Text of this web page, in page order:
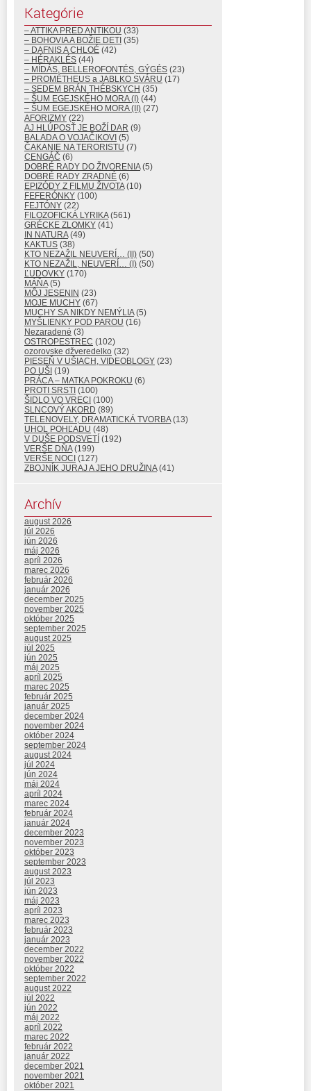
Kategórie
– ATTIKA PRED ANTIKOU (33)
– BOHOVIA A BOŽIE DETI (35)
– DAFNIS A CHLOÉ (42)
– HÉRAKLÉS (44)
– MÍDÁS, BELLEROFONTÉS, GÝGÉS (23)
– PROMÉTHEUS a JABLKO SVÁRU (17)
– SEDEM BRÁN THÉBSKYCH (35)
– ŠUM EGEJSKÉHO MORA (I) (44)
– ŠUM EGEJSKÉHO MORA (II) (27)
AFORIZMY (22)
AJ HLÚPOSŤ JE BOŽÍ DAR (9)
BALADA O VOJAČIKOVI (5)
ČAKANIE NA TERORISTU (7)
CENGÁČ (6)
DOBRÉ RADY DO ŽIVORENIA(5)
DOBRÉ RADY ZRADNÉ (6)
EPIZÓDY Z FILMU ŽIVOTA(10)
FEFERÓNKY (100)
FEJTÓNY (22)
FILOZOFICKÁ LYRIKA(561)
GRÉCKE ZLOMKY (41)
IN NATURA(49)
KAKTUS (38)
KTO NEZAŽIL NEUVERÍ… (II) (50)
KTO NEZAŽIL, NEUVERÍ… (I) (50)
ĽUDOVKY (170)
MÁŇA(5)
MÔJ JESENIN (23)
MOJE MUCHY (67)
MUCHY SA NIKDY NEMÝLIA(5)
MYŠLIENKY POD PAROU (16)
Nezaradené (3)
OSTROPESTREC (102)
ozorovske džveredelko (32)
PIESEŇ V UŠIACH, VIDEOBLOGY (23)
PO UŠI (19)
PRÁCA – MATKA POKROKU (6)
PROTI SRSTI (100)
ŠIDLO VO VRECI (100)
SLNCOVÝ AKORD (89)
TELENOVELY, DRAMATICKÁ TVORBA(13)
UHOL POHĽADU (48)
V DUŠE PODSVETÍ (192)
VERŠE DŇA(199)
VERŠE NOCI (127)
ZBOJNÍK JURAJ A JEHO DRUŽINA(41)
Archív
august 2026
júl 2026
jún 2026
máj 2026
apríl 2026
marec 2026
február 2026
január 2026
december 2025
november 2025
október 2025
september 2025
august 2025
júl 2025
jún 2025
máj 2025
apríl 2025
marec 2025
február 2025
január 2025
december 2024
november 2024
október 2024
september 2024
august 2024
júl 2024
jún 2024
máj 2024
apríl 2024
marec 2024
február 2024
január 2024
december 2023
november 2023
október 2023
september 2023
august 2023
júl 2023
jún 2023
máj 2023
apríl 2023
marec 2023
február 2023
január 2023
december 2022
november 2022
október 2022
september 2022
august 2022
júl 2022
jún 2022
máj 2022
apríl 2022
marec 2022
február 2022
január 2022
december 2021
november 2021
október 2021